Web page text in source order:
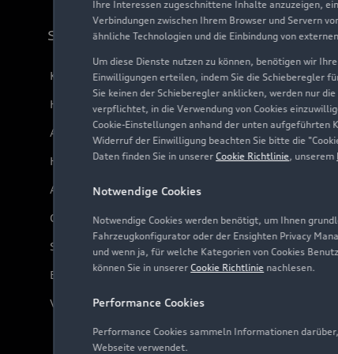
Ihre Interessen zugeschnittene Inhalte anzuzeigen,
Verbindungen zwischen Ihrem Browser und Servern
ähnliche Technologien und die Einbindung von
Um diese Dienste nutzen zu können, benötigen wir
Einwilligungen erteilen, indem Sie die Schieberegler
Sie keinen der Schieberegler anklicken, werden nur
verpflichtet, in die Verwendung von Cookies
Cookie-Einstellungen anhand der unten aufgeführten
Widerruf der Einwilligung beachten Sie bitte die
Daten finden Sie in unsererCookie Richtlinie, unserem
Notwendige Cookies
Notwendige Cookies werden benötigt, um Ihnen
Fahrzeugkonfigurator oder der Ensighten Privacy
und wenn ja, für welche Kategorien von Cookies
können Sie in unsererCookie Richtlinie nachlesen.
Performance Cookies
Performance Cookies sammeln Informationen
Webseite verwendet.
Support
Kundenservice
Händlersuche
Audi Code
Häufige Fragen (FAQ)
Audi Online Beratung
Online-Terminvereinbarung
Servicekontakt
Bordbuch & Bedienungsanleitungen
Verträge kündigen